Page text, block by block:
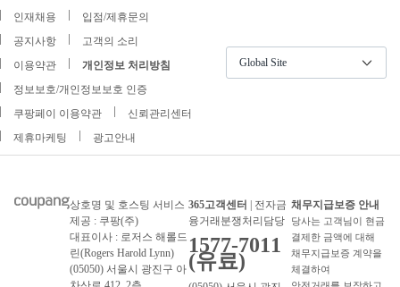
인재채용
입점/제휴문의
공지사항
고객의 소리
이용약관
개인정보 처리방침
정보보호/개인정보보호 인증
쿠팡페이 이용약관
신뢰관리센터
제휴마케팅
광고안내
Global Site
상호명 및 호스팅 서비스
제공 : 쿠팡(주)
대표이사 : 로저스 해롤드
린(Rogers Harold Lynn)
(05050) 서울시 광진구 아
365고객센터 | 전자금
융거래분쟁처리담당
1577-7011
(유료)
채무지급보증 안내
당사는 고객님이 현금
결제한 금액에 대해
채무지급보증 계약을
체결하여
안전거래를 보장하고